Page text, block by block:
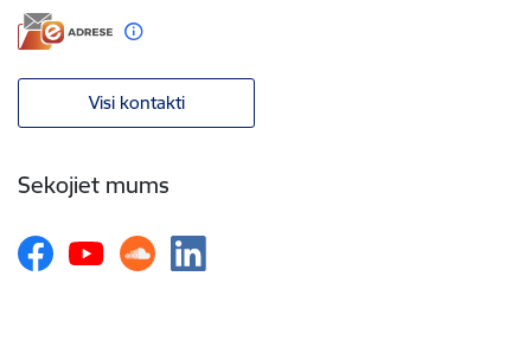
Visi kontakti
Sekojiet mums